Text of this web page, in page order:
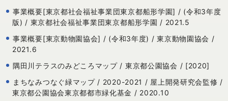
事業概要[東京都社会福祉事業団東京都船形学園] / (令和3年度
版) / 東京都社会福祉事業団東京都船形学園 / 2021.5
事業概要[東京動物園協会] / (令和3年度) / 東京動物園協会 /
2021.6
隅田川テラスのみどころマップ / 東京都公園協会 / [2020]
まちなみつなぐ緑マップ / 2020-2021 / 屋上開発研究会監修 /
東京都公園協会東京都都市緑化基金 / 2020.10